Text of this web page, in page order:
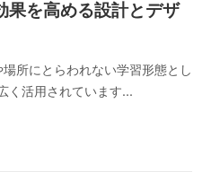
果を高める設計とデザ
所にとらわれない学習形態とし
く活用されています...